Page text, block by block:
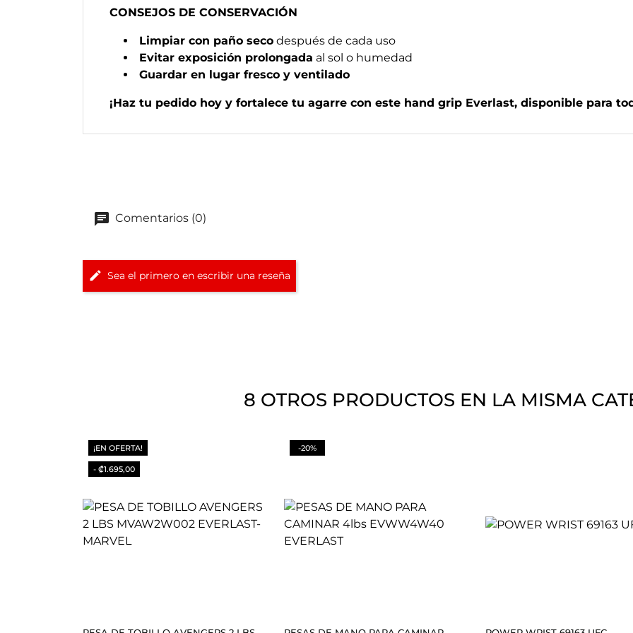
CONSEJOS DE CONSERVACIÓN
Limpiar con paño seco después de cada uso
Evitar exposición prolongada al sol o humedad
Guardar en lugar fresco y ventilado
¡Haz tu pedido hoy y fortalece tu agarre con este hand grip Everlast, disponible para
Comentarios (0)
Sea el primero en escribir una reseña
8 OTROS PRODUCTOS EN LA MISMA
¡EN OFERTA!
- ₡1.695,00
-20%